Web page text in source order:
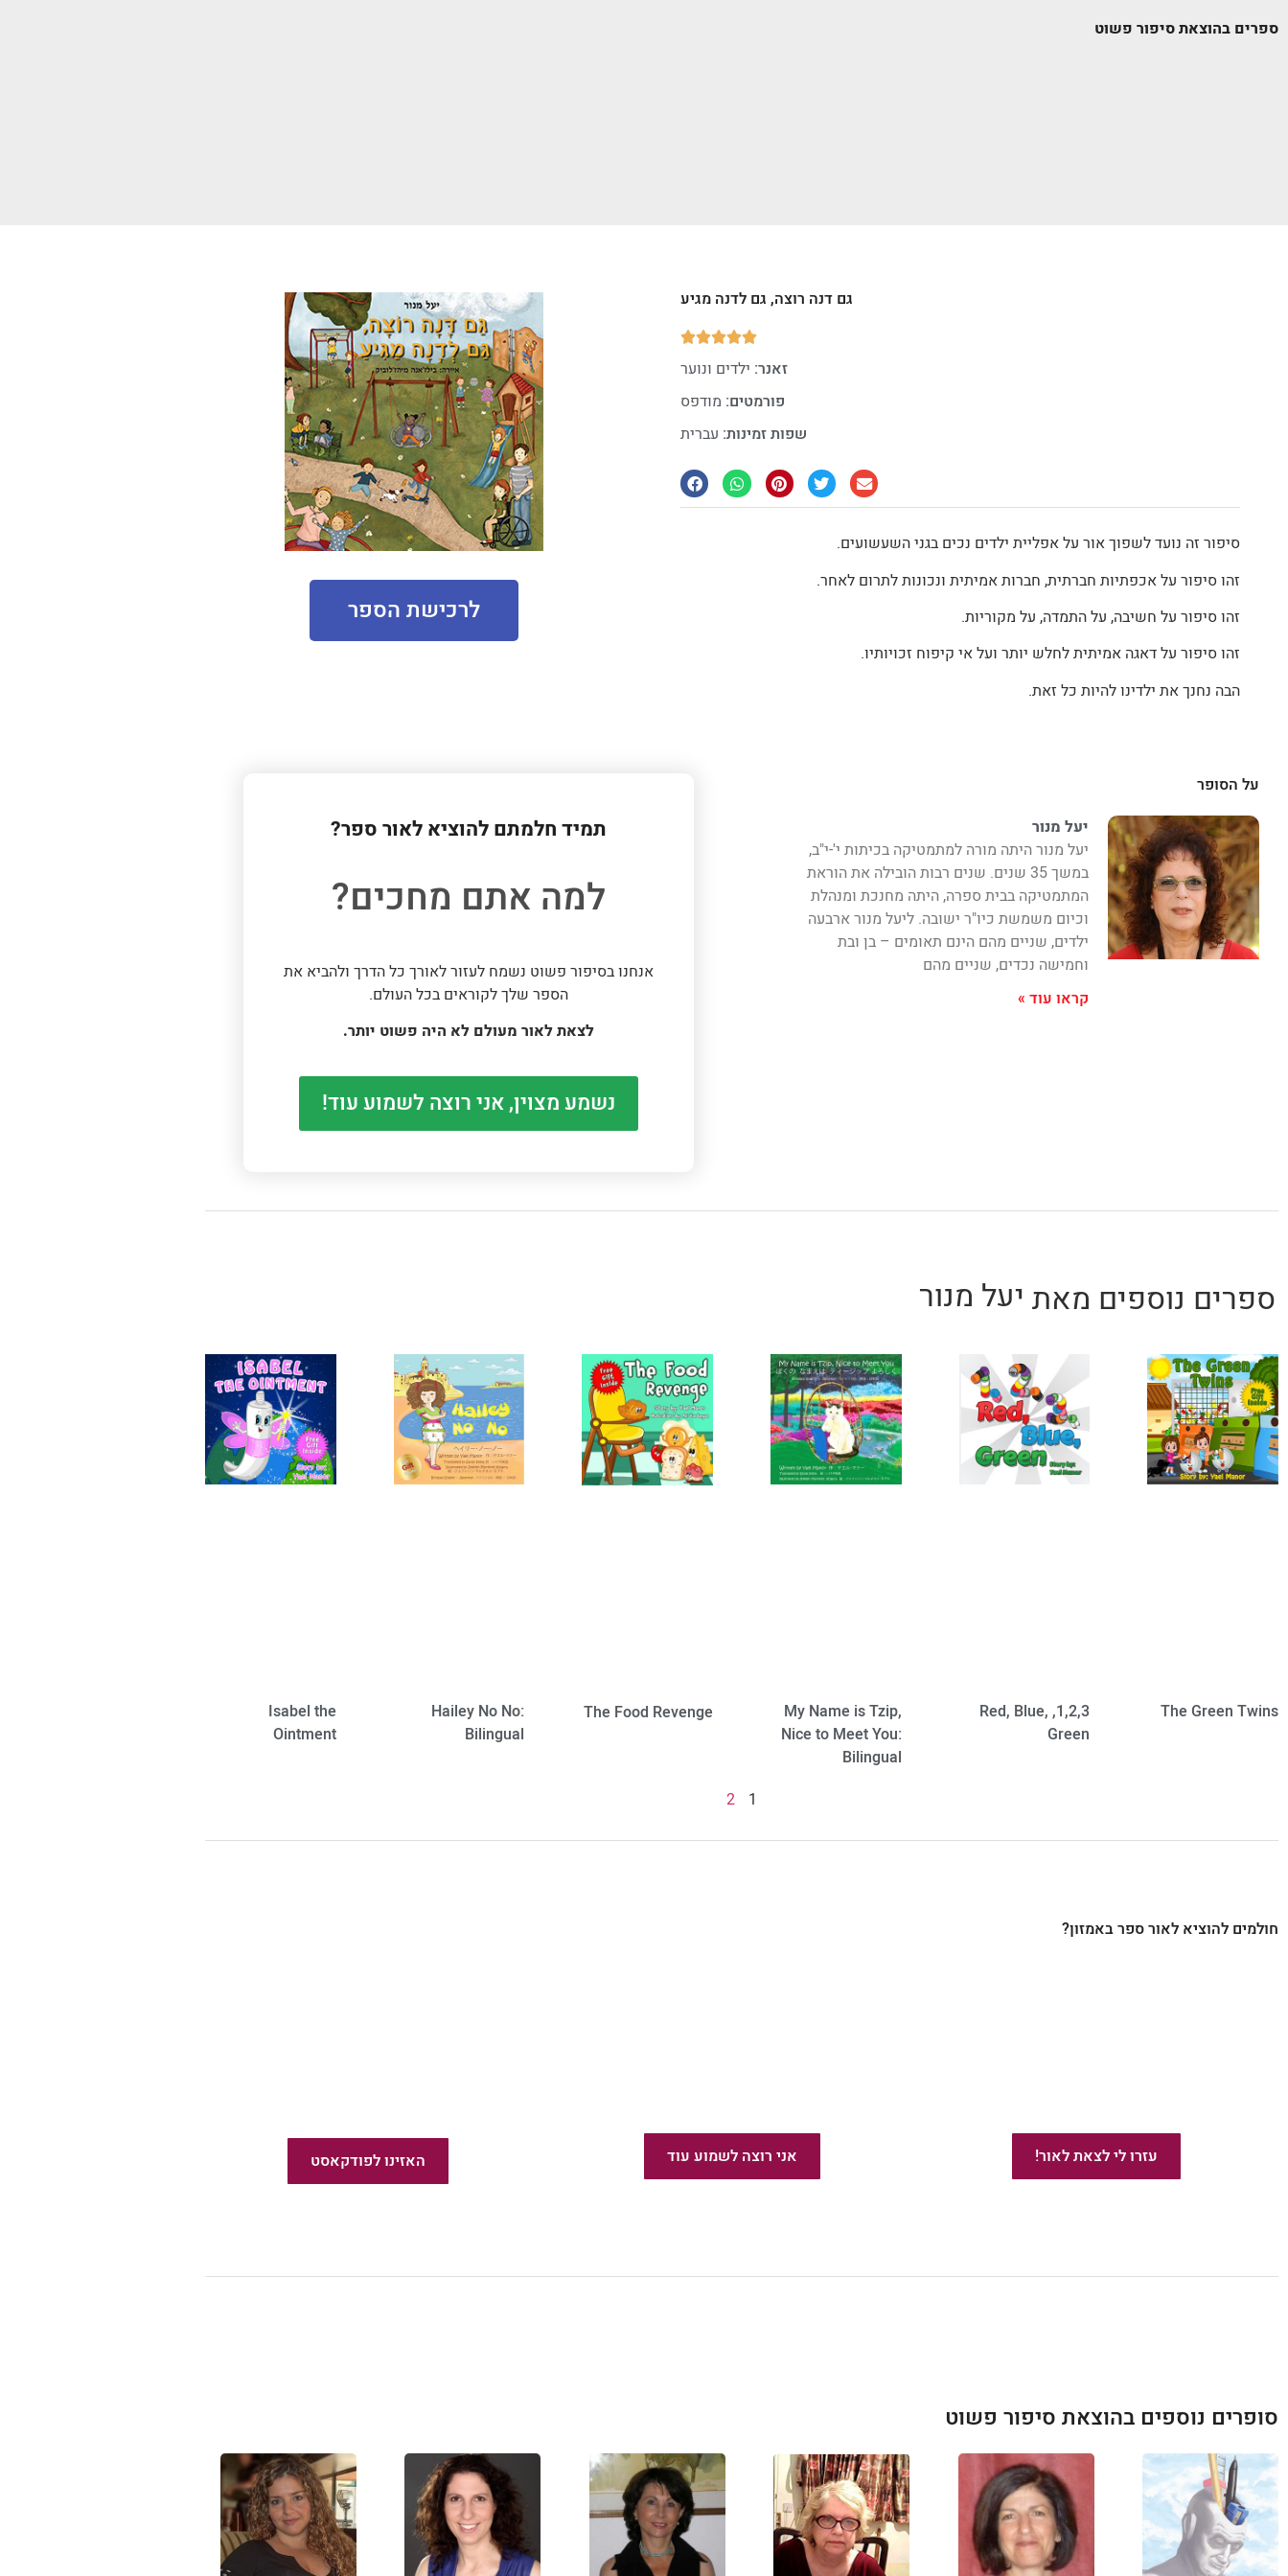
ספרים בהוצאת סיפור פשוט
גם דנה רוצה, גם לדנה מגיע





זאנר: ילדים ונוער
פורמטים: מודפס
שפות זמינות: עברית
סיפור זה נועד לשפוך אור על אפליית ילדים נכים בגני השעשועים.
זהו סיפור על אכפתיות חברתית, חברות אמיתית ונכונות לתרום לאחר.
זהו סיפור על חשיבה, על התמדה, על מקוריות.
זהו סיפור על דאגה אמיתית לחלש יותר ועל אי קיפוח זכויותיו.
הבה נחנך את ילדינו להיות כל זאת.
לרכישת הספר
על הסופר
יעל מנור
יעל מנור היתה מורה למתמטיקה בכיתות י'-י"ב,
במשך 35 שנים. שנים רבות הובילה את הוראת
המתמטיקה בבית ספרה, היתה מחנכת ומנהלת
וכיום משמשת כיו"ר ישובה. ליעל מנור ארבעה
ילדים, שניים מהם הינם תאומים – בן ובת
וחמישה נכדים, שניים מהם
קראו עוד »
תמיד חלמתם להוציא לאור ספר?
למה אתם מחכים?
אנחנו בסיפור פשוט נשמח לעזור לאורך כל הדרך ולהביא את
הספר שלך לקוראים בכל העולם.
לצאת לאור מעולם לא היה פשוט יותר.
נשמע מצוין, אני רוצה לשמוע עוד!
ספרים נוספים מאת יעל מנור
The Green Twins
1,2,3, Red, Blue,
Green
My Name is Tzip,
Nice to Meet You:
Bilingual
The Food Revenge
Hailey No No:
Bilingual
Isabel the
Ointment
1
2
חולמים להוציא לאור ספר באמזון?
עזרו לי לצאת לאור!
מומלץ!
אני רוצה לשמוע עוד האזינו לפודקאסט
חדש!
סופרים נוספים בהוצאת סיפור פשוט